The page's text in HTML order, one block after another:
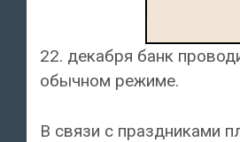
22. декабря банк
обычном режиме.
В связи с праздниками